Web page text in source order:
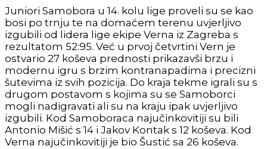
Juniori Samobora u 14. kolu lige proveli su se kao
bosi po trnju te na domaćem terenu uvjerljivo
izgubili od lidera lige ekipe Verna iz Zagreba s
rezultatom 52:95. Već u prvoj četvrtini Vern je
ostvario 27 koševa prednosti prikazavši brzu i
modernu igru s brzim kontranapadima i precizni
šutevima iz svih pozicija. Do kraja tekme igrali su s
drugom postavom s kojima su se Samoborci
mogli nadigravati ali su na kraju ipak uvjerljivo
izgubili. Kod Samoboraca najučinkovitiji su bili
Antonio Mišić s 14 i Jakov Kontak s 12 koševa. Kod
Verna najučinkovitiji je bio Šustić sa 26 koševa.